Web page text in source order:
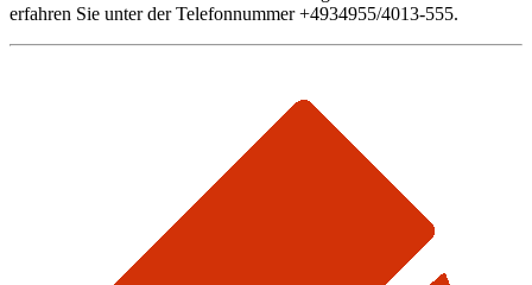
erfahren Sie unter der Telefonnummer +4934955/4013-555.